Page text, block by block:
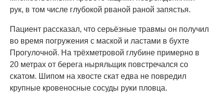
рук, в том числе глубокой рваной раной запястья.
Пациент рассказал, что серьёзные травмы он получил
во время погружения с маской и ластами в бухте
Прогулочной. На трёхметровой глубине примерно в
20 метрах от берега ныряльщик повстречался со
скатом. Шипом на хвосте скат едва не повредил
крупные кровеносные сосуды руки пловца.